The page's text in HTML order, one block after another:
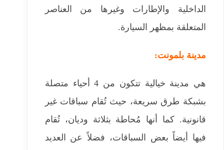
الداخلية والإطارات وغيرها من العناصر
المتعلقة بمظهر السيارة.
مدينة بلمونت:
هي مدينة خيالية تتكون من 4 أحياء متصلة
بشبكة طرق سريعة، حيث تُقام سباقات غير
قانونية. كما أنها مُحاطة بثلاثة وديان، تُقام
فيها أيضاً بعض السباقات، فضلاً عن العديد